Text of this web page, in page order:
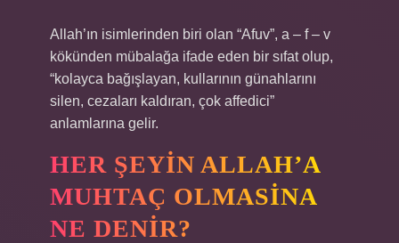
Allah’ın isimlerinden biri olan “Afuv”, a – f – v
kökünden mübalağa ifade eden bir sıfat olup,
“kolayca bağışlayan, kullarının günahlarını
silen, cezaları kaldıran, çok affedici”
anlamlarına gelir.
HER ŞEYIN ALLAH’A
MUHTAÇ OLMASINA
NE DENIR?